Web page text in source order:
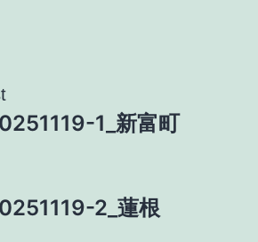
1_新富町
2_蓮根